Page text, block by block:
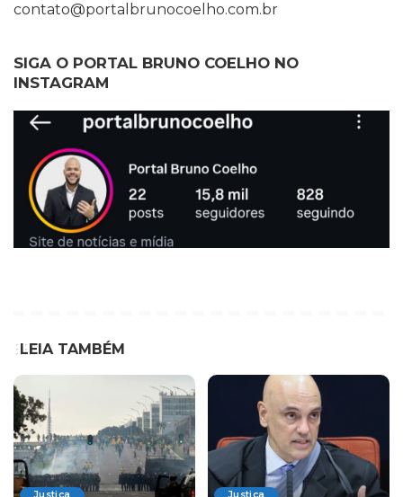
contato@portalbrunocoelho.com.br
SIGA O PORTAL BRUNO COELHO NO
INSTAGRAM
LEIA TAMBÉM